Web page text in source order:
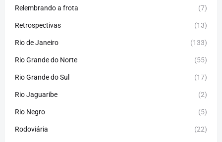
Relembrando a frota (7)
Retrospectivas (13)
Rio de Janeiro (133)
Rio Grande do Norte (55)
Rio Grande do Sul (17)
Rio Jaguaribe (2)
Rio Negro (5)
Rodoviária (22)